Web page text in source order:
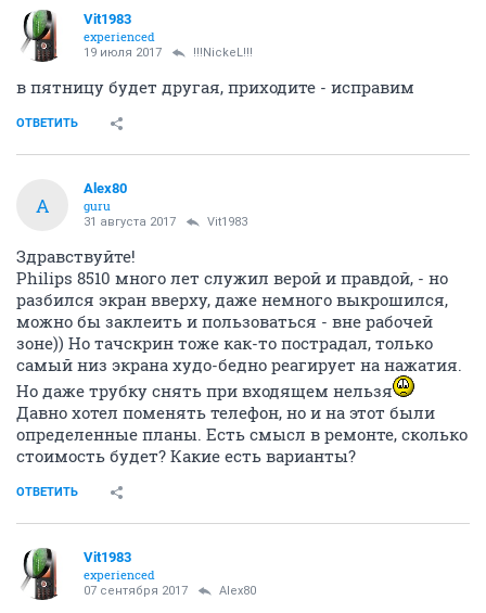
Vit1983
experienced
19 июля 2017 !!!NickeL!!!
в пятницу будет другая, приходите - исправим
ОТВЕТИТЬ
A
Alex80
guru
31 августа 2017 Vit1983
Здравствуйте!
Philips 8510 много лет служил верой и правдой, - но
разбился экран вверху, даже немного выкрошился,
можно бы заклеить и пользоваться - вне рабочей
зоне)) Но тачскрин тоже как-то пострадал, только
самый низ экрана худо-бедно реагирует на нажатия.
Но даже трубку снять при входящем нельзя
Давно хотел поменять телефон, но и на этот были
определенные планы. Есть смысл в ремонте, сколько
стоимость будет? Какие есть варианты?
ОТВЕТИТЬ
Vit1983
experienced
07 сентября 2017 Alex80